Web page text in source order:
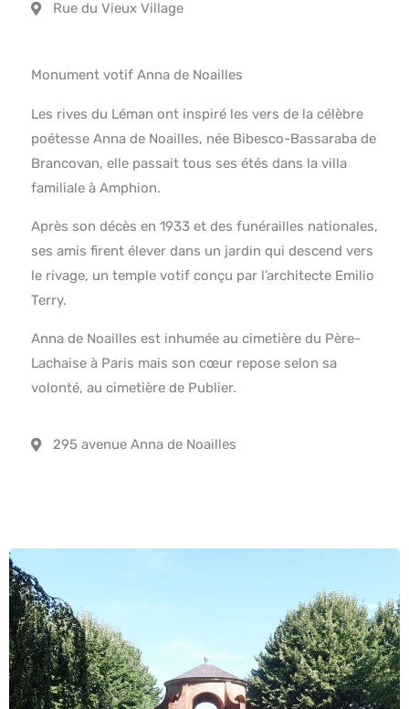
Rue du Vieux Village
Monument votif Anna de Noailles
Les rives du Léman ont inspiré les vers de la célèbre
poétesse Anna de Noailles, née Bibesco-Bassaraba de
Brancovan, elle passait tous ses étés dans la villa
familiale à Amphion.
Après son décès en 1933 et des funérailles nationales,
ses amis firent élever dans un jardin qui descend vers
le rivage, un temple votif conçu par l’architecte Emilio
Terry.
Anna de Noailles est inhumée au cimetière du Père-
Lachaise à Paris mais son cœur repose selon sa
volonté, au cimetière de Publier.
295 avenue Anna de Noailles